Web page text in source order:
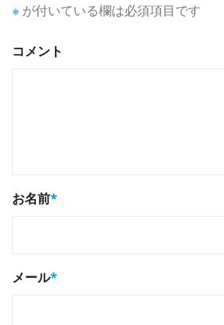
※ が付いている欄は必須項目です
コメント
お名前*
メール*